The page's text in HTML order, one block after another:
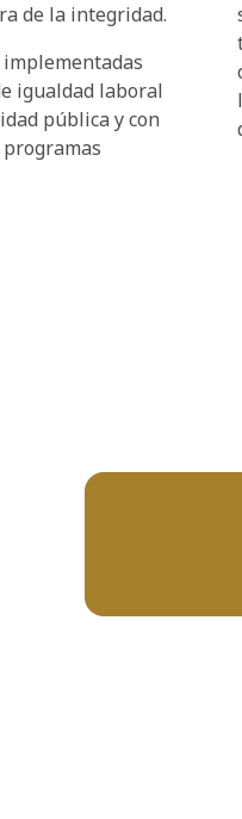
de la integridad.
implementadas
igualdad laboral
pública y con